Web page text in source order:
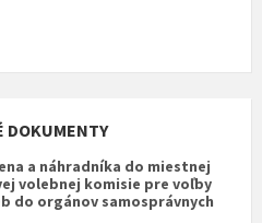
DOKUMENTY
a náhradníka do miestnej
volebnej komisie pre voľby
do orgánov samosprávnych